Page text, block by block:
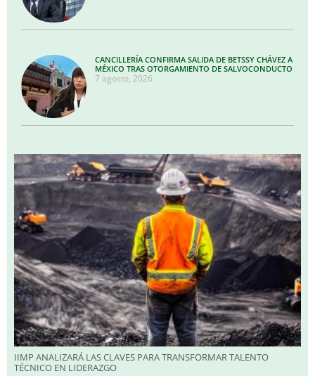
CANCILLERÍA CONFIRMA SALIDA DE BETSSY CHÁVEZ A
MÉXICO TRAS OTORGAMIENTO DE SALVOCONDUCTO
7 agosto, 2026
IIMP ANALIZARÁ LAS CLAVES PARA TRANSFORMAR TALENTO
TÉCNICO EN LIDERAZGO